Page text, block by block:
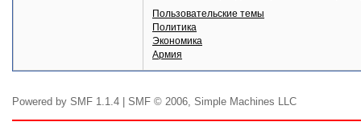
Пользовательские темы
Политика
Экономика
Армия
Powered by SMF 1.1.4 | SMF © 2006, Simple Machines LLC